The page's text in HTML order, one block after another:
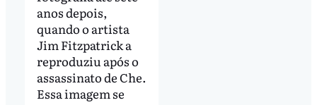
anos depois,
quando o artista
Jim Fitzpatrick a
reproduziu após o
assassinato de Che.
Essa imagem se